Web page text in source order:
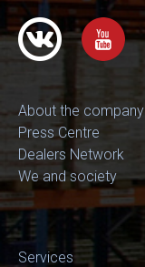
About the company
Press Centre
Dealers Network
We and society
Services